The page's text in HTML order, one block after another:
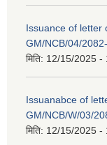
Issuance of letter
GM/NCB/04/
मिति: 12/15/2025 -
Issuanabce of
GM/NCB/W/03/
मिति: 12/15/2025 -